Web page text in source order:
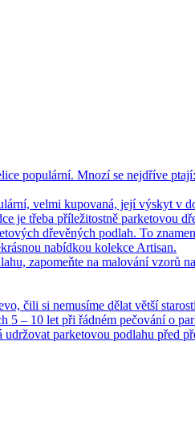
populární. Mnozí se nejdříve
velmi kupovaná, její výskyt v
je třeba příležitostně parketovou
dřevěných podlah. To
nabídkou kolekce Artisan.
zapomeňte na malování vzorů
čili si nemusíme dělat větší
– 10 let při řádném pečování o
parketovou podlahu před